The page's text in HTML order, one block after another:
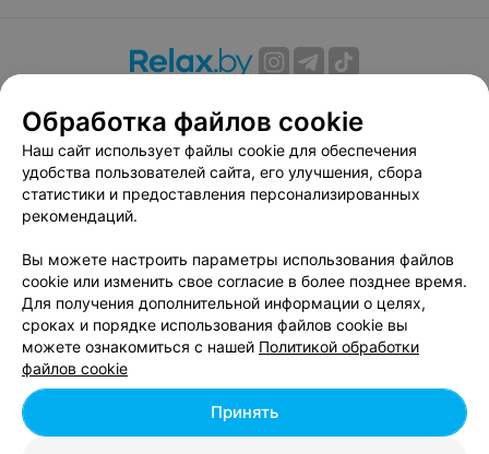
Вакансии
Публичный договор
Способы оплаты
Публичный договор по использованию сервиса
«Афиша»
Пользовательское соглашение
Связаться по вопросам сотрудничества
Написать руководителю relax.by
Персональные настройки cookie
Обработка персональных данных
Обработка файлов cookie
Наш сайт использует файлы cookie для обеспечения
удобства пользователей сайта, его улучшения, сбора
статистики и предоставления персонализированных
рекомендаций.
Вы можете настроить параметры использования файлов
cookie или изменить свое согласие в более позднее время.
Для получения дополнительной информации о целях,
сроках и порядке использования файлов cookie вы
можете ознакомиться с нашей Политикой обработки
файлов cookie
Принять